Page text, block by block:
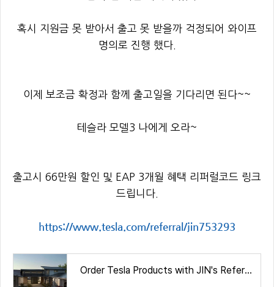
혹시 지원금 못 받아서 출고 못 받을까 걱정되어 와이프
명의로 진행 했다.
이제 보조금 확정과 함께 출고일을 기다리면 된다~~
테슬라 모델3 나에게 오라~
출고시 66만원 할인 및 EAP 3개월 혜택 리퍼럴코드 링크
드립니다.
https://www.tesla.com/referral/jin753293
Order Tesla Products with JIN's Referral